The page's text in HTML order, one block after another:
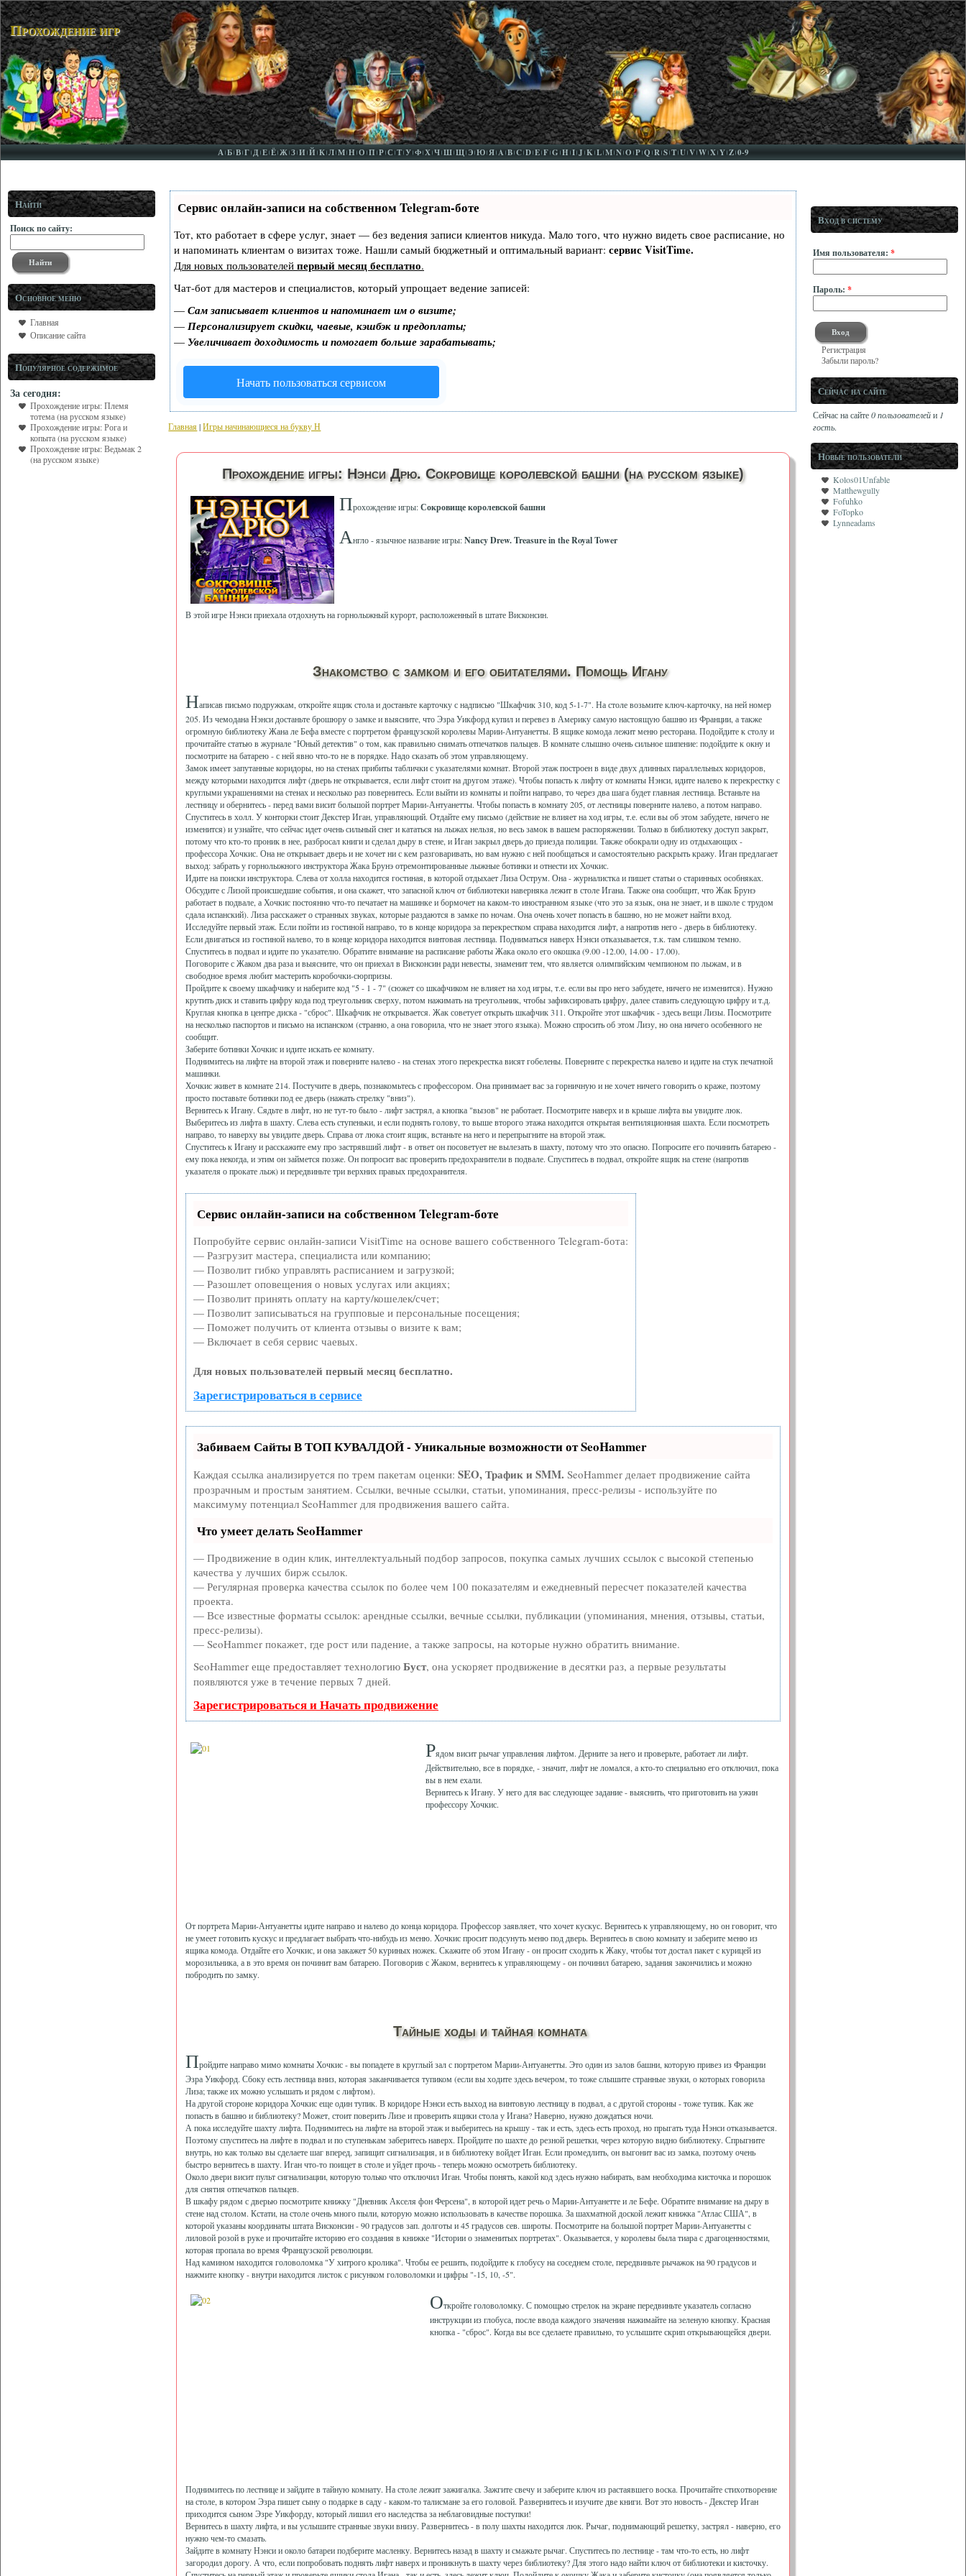
Прохождение игр
А Б В Г Д Е Ё Ж З И Й К Л М Н О П Р С Т У Ф Х Ч Ш Щ Э Ю Я A B C D E F G H I J K L M N O P Q R S T U V W X Y Z 0-9
Найти
Поиск по сайту:
Основное меню
Главная
Описание сайта
Популярное содержимое
За сегодня:
Прохождение игры: Племя
тотема (на русском языке)
Прохождение игры: Рога и
копыта (на русском языке)
Прохождение игры: Ведьмак 2
(на русском языке)
Сервис онлайн-записи на собственном Telegram-боте
Тот, кто работает в сфере услуг, знает — без ведения записи клиентов никуда. Мало того, что нужно видеть свое расписание, но
и напоминать клиентам о визитах тоже. Нашли самый бюджетный и оптимальный вариант: сервис VisitTime.
Для новых пользователей первый месяц бесплатно.
Чат-бот для мастеров и специалистов, который упрощает ведение записей:
— Сам записывает клиентов и напоминает им о визите;
— Персонализирует скидки, чаевые, кэшбэк и предоплаты;
— Увеличивает доходимость и помогает больше зарабатывать;
Начать пользоваться сервисом
Главная|Игры начинающиеся на букву Н
Прохождение игры: Нэнси Дрю. Сокровище королевской башни (на русском языке)
Прохождение игры:Сокровище королевской башни
Англо - язычное название игры:Nancy Drew. Treasure in the Royal Tower
В этой игре Нэнси приехала отдохнуть на горнолыжный курорт, расположенный в штате Висконсин.
Знакомство с замком и его обитателями. Помощь Игану
Написав письмо подружкам, откройте ящик стола и достаньте карточку с надписью "Шкафчик 310, код 5-1-7". На столе возьмите ключ-карточку, на ней номер
205. Из чемодана Нэнси достаньте брошюру о замке и выясните, что Эзра Уикфорд купил и перевез в Америку самую настоящую башню из Франции, а также
огромную библиотеку Жана ле Бефа вместе с портретом французской королевы Марии-Антуанетты. В ящике комода лежит меню ресторана. Подойдите к столу и
прочитайте статью в журнале "Юный детектив" о том, как правильно снимать отпечатков пальцев. В комнате слышно очень сильное шипение: подойдите к окну и
посмотрите на батарею - с ней явно что-то не в порядке. Надо сказать об этом управляющему.
Замок имеет запутанные коридоры, но на стенах прибиты таблички с указателями комнат. Второй этаж построен в виде двух длинных параллельных коридоров,
между которыми находится лифт (дверь не открывается, если лифт стоит на другом этаже). Чтобы попасть к лифту от комнаты Нэнси, идите налево к перекрестку с
круглыми украшениями на стенах и несколько раз повернитесь. Если выйти из комнаты и пойти направо, то через два шага будет главная лестница. Встаньте на
лестницу и обернитесь - перед вами висит большой портрет Марии-Антуанетты. Чтобы попасть в комнату 205, от лестницы поверните налево, а потом направо.
Спуститесь в холл. У конторки стоит Декстер Иган, управляющий. Отдайте ему письмо (действие не влияет на ход игры, т.е. если вы об этом забудете, ничего не
изменится) и узнайте, что сейчас идет очень сильный снег и кататься на лыжах нельзя, но весь замок в вашем распоряжении. Только в библиотеку доступ закрыт,
потому что кто-то проник в нее, разбросал книги и сделал дыру в стене, и Иган закрыл дверь до приезда полиции. Также обокрали одну из отдыхающих -
профессора Хочкис. Она не открывает дверь и не хочет ни с кем разговаривать, но вам нужно с ней пообщаться и самостоятельно раскрыть кражу. Иган предлагает
выход: забрать у горнолыжного инструктора Жака Брунэ отремонтированные лыжные ботинки и отнести их Хочкис.
Идите на поиски инструктора. Слева от холла находится гостиная, в которой отдыхает Лиза Острум. Она - журналистка и пишет статьи о старинных особняках.
Обсудите с Лизой происшедшие события, и она скажет, что запасной ключ от библиотеки наверняка лежит в столе Игана. Также она сообщит, что Жак Брунэ
работает в подвале, а Хочкис постоянно что-то печатает на машинке и бормочет на каком-то иностранном языке (что это за язык, она не знает, и в школе с трудом
сдала испанский). Лиза расскажет о странных звуках, которые раздаются в замке по ночам. Она очень хочет попасть в башню, но не может найти вход.
Исследуйте первый этаж. Если пойти из гостиной направо, то в конце коридора за перекрестком справа находится лифт, а напротив него - дверь в библиотеку.
Если двигаться из гостиной налево, то в конце коридора находится винтовая лестница. Подниматься наверх Нэнси отказывается, т.к. там слишком темно.
Спуститесь в подвал и идите по указателю. Обратите внимание на расписание работы Жака около его окошка (9.00 -12.00, 14.00 - 17.00).
Поговорите с Жаком два раза и выясните, что он приехал в Висконсин ради невесты, знаменит тем, что является олимпийским чемпионом по лыжам, и в
свободное время любит мастерить коробочки-сюрпризы.
Пройдите к своему шкафчику и наберите код "5 - 1 - 7" (сюжет со шкафчиком не влияет на ход игры, т.е. если вы про него забудете, ничего не изменится). Нужно
крутить диск и ставить цифру кода под треугольник сверху, потом нажимать на треугольник, чтобы зафиксировать цифру, далее ставить следующую цифру и т.д.
Круглая кнопка в центре диска - "сброс". Шкафчик не открывается. Жак советует открыть шкафчик 311. Откройте этот шкафчик - здесь вещи Лизы. Посмотрите
на несколько паспортов и письмо на испанском (странно, а она говорила, что не знает этого языка). Можно спросить об этом Лизу, но она ничего особенного не
сообщит.
Заберите ботинки Хочкис и идите искать ее комнату.
Поднимитесь на лифте на второй этаж и поверните налево - на стенах этого перекрестка висят гобелены. Поверните с перекрестка налево и идите на стук печатной
машинки.
Хочкис живет в комнате 214. Постучите в дверь, познакомьтесь с профессором. Она принимает вас за горничную и не хочет ничего говорить о краже, поэтому
просто поставьте ботинки под ее дверь (нажать стрелку "вниз").
Вернитесь к Игану. Сядьте в лифт, но не тут-то было - лифт застрял, а кнопка "вызов" не работает. Посмотрите наверх и в крыше лифта вы увидите люк.
Выберитесь из лифта в шахту. Слева есть ступеньки, и если поднять голову, то выше второго этажа находится открытая вентиляционная шахта. Если посмотреть
направо, то наверху вы увидите дверь. Справа от люка стоит ящик, встаньте на него и перепрыгните на второй этаж.
Спуститесь к Игану и расскажите ему про застрявший лифт - в ответ он посоветует не вылезать в шахту, потому что это опасно. Попросите его починить батарею -
ему пока некогда, и этим он займется позже. Он попросит вас проверить предохранители в подвале. Спуститесь в подвал, откройте ящик на стене (напротив
указателя о прокате лыж) и передвиньте три верхних правых предохранителя.
Сервис онлайн-записи на собственном Telegram-боте
Попробуйте сервис онлайн-записи VisitTime на основе вашего собственного Telegram-бота:
— Разгрузит мастера, специалиста или компанию;
— Позволит гибко управлять расписанием и загрузкой;
— Разошлет оповещения о новых услугах или акциях;
— Позволит принять оплату на карту/кошелек/счет;
— Позволит записываться на групповые и персональные посещения;
— Поможет получить от клиента отзывы о визите к вам;
— Включает в себя сервис чаевых.
Для новых пользователей первый месяц бесплатно.
Зарегистрироваться в сервисе
Забиваем Сайты В ТОП КУВАЛДОЙ - Уникальные возможности от SeoHammer
Каждая ссылка анализируется по трем пакетам оценки: SEO, Трафик и SMM. SeoHammer делает продвижение сайта
прозрачным и простым занятием. Ссылки, вечные ссылки, статьи, упоминания, пресс-релизы - используйте по
максимуму потенциал SeoHammer для продвижения вашего сайта.
Что умеет делать SeoHammer
— Продвижение в один клик, интеллектуальный подбор запросов, покупка самых лучших ссылок с высокой степенью
качества у лучших бирж ссылок.
— Регулярная проверка качества ссылок по более чем 100 показателям и ежедневный пересчет показателей качества
проекта.
— Все известные форматы ссылок: арендные ссылки, вечные ссылки, публикации (упоминания, мнения, отзывы, статьи,
пресс-релизы).
— SeoHammer покажет, где рост или падение, а также запросы, на которые нужно обратить внимание.
SeoHammer еще предоставляет технологию Буст, она ускоряет продвижение в десятки раз, а первые результаты
появляются уже в течение первых 7 дней.
Зарегистрироваться и Начать продвижение
Рядом висит рычаг управления лифтом. Дерните за него и проверьте, работает ли лифт.
Действительно, все в порядке, - значит, лифт не ломался, а кто-то специально его отключил, пока
вы в нем ехали.
Вернитесь к Игану. У него для вас следующее задание - выяснить, что приготовить на ужин
профессору Хочкис.
От портрета Марии-Антуанетты идите направо и налево до конца коридора. Профессор заявляет, что хочет кускус. Вернитесь к управляющему, но он говорит, что
не умеет готовить кускус и предлагает выбрать что-нибудь из меню. Хочкис просит подсунуть меню под дверь. Вернитесь в свою комнату и заберите меню из
ящика комода. Отдайте его Хочкис, и она закажет 50 куриных ножек. Скажите об этом Игану - он просит сходить к Жаку, чтобы тот достал пакет с курицей из
морозильника, а в это время он починит вам батарею. Поговорив с Жаком, вернитесь к управляющему - он починил батарею, задания закончились и можно
побродить по замку.
Тайные ходы и тайная комната
Пройдите направо мимо комнаты Хочкис - вы попадете в круглый зал с портретом Марии-Антуанетты. Это один из залов башни, которую привез из Франции
Эзра Уикфорд. Сбоку есть лестница вниз, которая заканчивается тупиком (если вы ходите здесь вечером, то тоже слышите странные звуки, о которых говорила
Лиза; также их можно услышать и рядом с лифтом).
На другой стороне коридора Хочкис еще один тупик. В коридоре Нэнси есть выход на винтовую лестницу в подвал, а с другой стороны - тоже тупик. Как же
попасть в башню и библиотеку? Может, стоит поверить Лизе и проверить ящики стола у Игана? Наверно, нужно дождаться ночи.
А пока исследуйте шахту лифта. Поднимитесь на лифте на второй этаж и выберитесь на крышу - так и есть, здесь есть проход, но прыгать туда Нэнси отказывается.
Поэтому спуститесь на лифте в подвал и по ступенькам заберитесь наверх. Пройдите по шахте до резной решетки, через которую видно библиотеку. Спрыгните
внутрь, но как только вы сделаете шаг вперед, запищит сигнализация, и в библиотеку войдет Иган. Если промедлить, он выгонит вас из замка, поэтому очень
быстро вернитесь в шахту. Иган что-то поищет в столе и уйдет прочь - теперь можно осмотреть библиотеку.
Около двери висит пульт сигнализации, которую только что отключил Иган. Чтобы понять, какой код здесь нужно набирать, вам необходима кисточка и порошок
для снятия отпечатков пальцев.
В шкафу рядом с дверью посмотрите книжку "Дневник Акселя фон Ферсена", в которой идет речь о Марии-Антуанетте и ле Бефе. Обратите внимание на дыру в
стене над столом. Кстати, на столе очень много пыли, которую можно использовать в качестве порошка. За шахматной доской лежит книжка "Атлас США", в
которой указаны координаты штата Висконсин - 90 градусов зап. долготы и 45 градусов сев. широты. Посмотрите на большой портрет Марии-Антуанетты с
лиловой розой в руке и прочитайте историю его создания в книжке "Истории о знаменитых портретах". Оказывается, у королевы была тиара с драгоценностями,
которая пропала во время Французской революции.
Над камином находится головоломка "У хитрого кролика". Чтобы ее решить, подойдите к глобусу на соседнем столе, передвиньте рычажок на 90 градусов и
нажмите кнопку - внутри находится листок с рисунком головоломки и цифры "-15, 10, -5".
Откройте головоломку. С помощью стрелок на экране передвиньте указатель согласно
инструкции из глобуса, после ввода каждого значения нажимайте на зеленую кнопку. Красная
кнопка - "сброс". Когда вы все сделаете правильно, то услышите скрип открывающейся двери.
Поднимитесь по лестнице и зайдите в тайную комнату. На столе лежит зажигалка. Зажгите свечу и заберите ключ из растаявшего воска. Прочитайте стихотворение
на столе, в котором Эзра пишет сыну о подарке в саду - каком-то талисмане за его головой. Развернитесь и изучите две книги. Вот это новость - Декстер Иган
приходится сыном Эзре Уикфорду, который лишил его наследства за неблаговидные поступки!
Вернитесь в шахту лифта, и вы услышите странные звуки внизу. Развернитесь - в полу шахты находится люк. Рычаг, поднимающий решетку, застрял - наверно, его
нужно чем-то смазать.
Зайдите в комнату Нэнси и около батареи подберите масленку. Вернитесь назад в шахту и смажьте рычаг. Спуститесь по лестнице - там что-то есть, но лифт
загородил дорогу. А что, если попробовать поднять лифт наверх и проникнуть в шахту через библиотеку? Для этого надо найти ключ от библиотеки и кисточку.
Вход в систему
Имя пользователя: *
Пароль: *
Регистрация
Забыли пароль?
Сейчас на сайте
Сейчас на сайте0 пользователейи 1
гость.
Новые пользователи
Kolos01Unfable
Matthewgully
Fofuhko
FoTopko
Lynneadams